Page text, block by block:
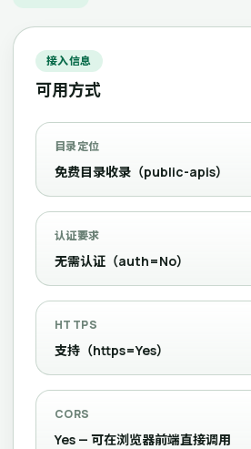
接入信息
可用方式
目录定位
免费目录收录（public-apis）
认证要求
无需认证（auth=No）
HTTPS
支持（https=Yes）
CORS
Yes — 可在浏览器前端直接调用